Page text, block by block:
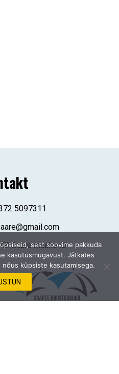
5097311
Saare maakond
sest soovime pakkuda
kasutusmugavust. Jätkates
küpsiste kasutamisega.